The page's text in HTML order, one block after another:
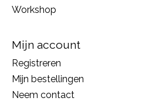
Workshop
Mijn account
Registreren
Mijn bestellingen
Neem contact